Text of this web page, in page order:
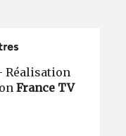
Réalisation
France TV